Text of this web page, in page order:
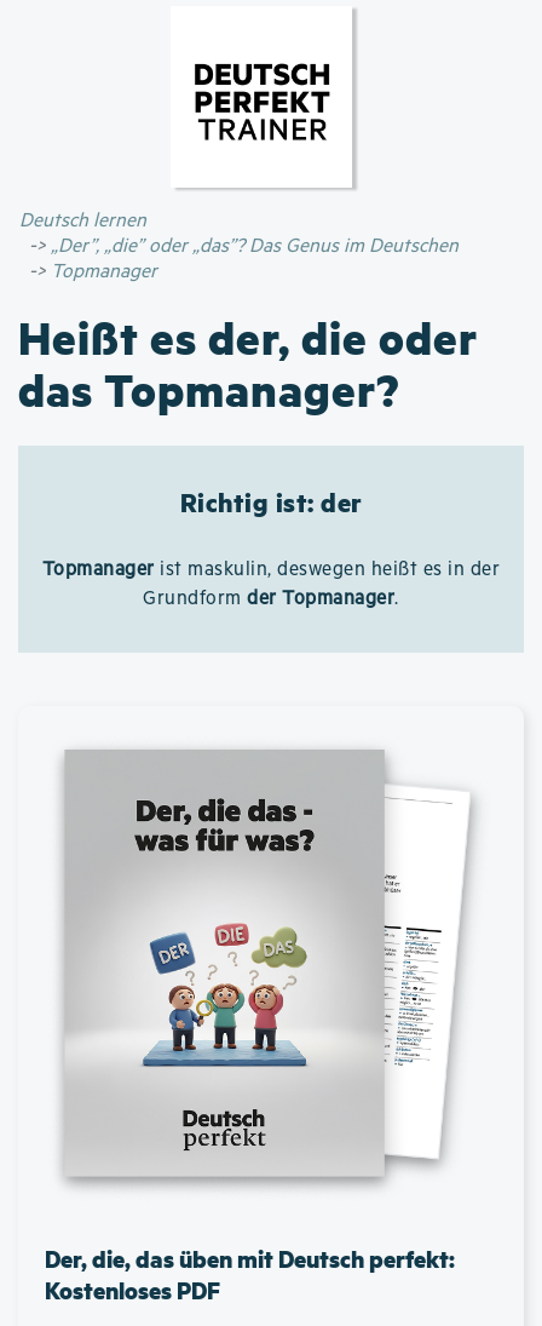
Inhalt
Deutsch lernen
„Der”, „die” oder „das”? Das Genus im Deutschen
Topmanager
Heißt es der, die oder
das Topmanager?
Richtig ist: der
Topmanager ist maskulin, deswegen heißt es in der
Grundformder Topmanager.
Der, die, das üben mit Deutsch perfekt:
Kostenloses PDF